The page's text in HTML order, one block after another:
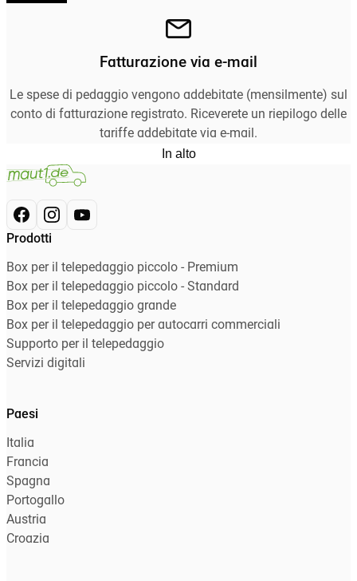
Fatturazione via e-mail
Le spese di pedaggio vengono addebitate (mensilmente) sul
conto di fatturazione registrato. Riceverete un riepilogo delle
tariffe addebitate via e-mail.
In alto
Prodotti
Box per il telepedaggio piccolo - Premium
Box per il telepedaggio piccolo - Standard
Box per il telepedaggio grande
Box per il telepedaggio per autocarri commerciali
Supporto per il telepedaggio
Servizi digitali
Paesi
Italia
Francia
Spagna
Portogallo
Austria
Croazia